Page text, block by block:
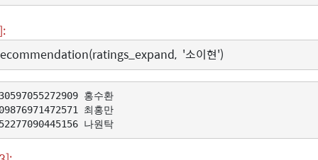
(ratings_expand, '소이현')
홍수환
최홍만
0.8452277090445156 나원탁